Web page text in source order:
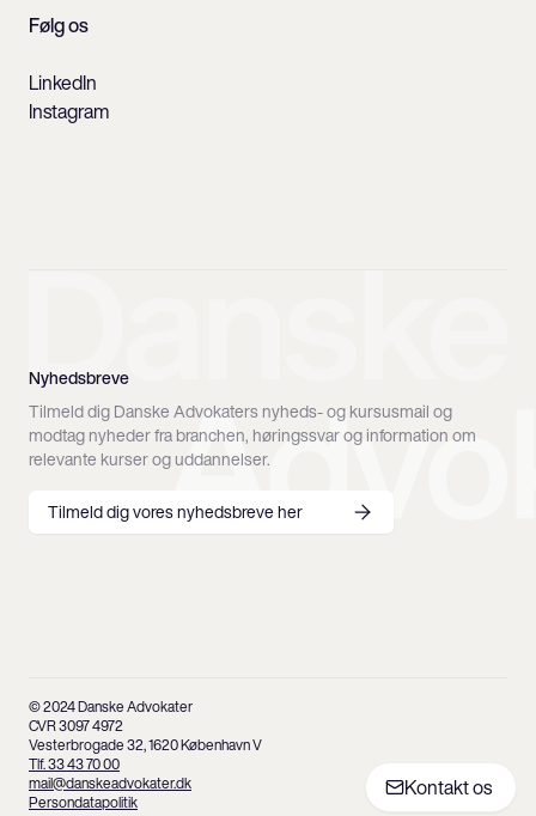
Kontakt os
Følg os
LinkedIn
Instagram
Nyhedsbreve
Tilmeld dig Danske Advokaters nyheds- og kursusmail og
modtag nyheder fra branchen, høringssvar og information om
relevante kurser og uddannelser.
Tilmeld dig vores nyhedsbreve her
© 2024 Danske Advokater
CVR 3097 4972
Vesterbrogade 32, 1620 København V
Tlf. 33 43 70 00
mail@danskeadvokater.dk
Persondatapolitik